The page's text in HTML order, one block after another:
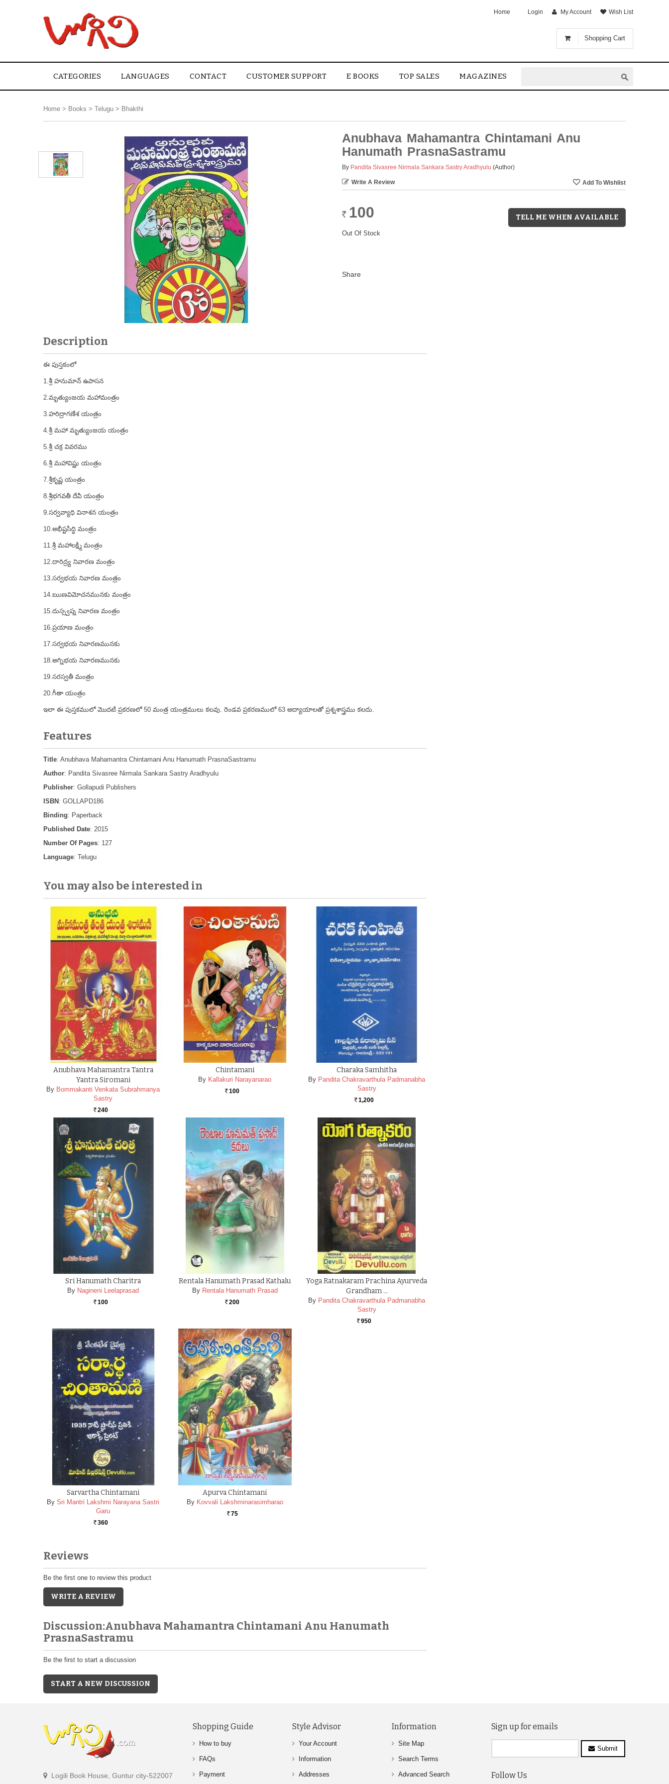
Shopping Cart
Home Login My Account Wish List
CATEGORIES LANGUAGES CONTACT CUSTOMER SUPPORT E BOOKS TOP SALES MAGAZINES
Home > Books > Telugu > Bhakthi
Anubhava Mahamantra Chintamani Anu
Hanumath PrasnaSastramu
By Pandita Sivasree Nirmala Sankara Sastry Aradhyulu (Author)
Write A Review
Rs. 100
Out Of Stock
Description
ఈ పుస్తకంలో
1.శ్రీ హనుమాన్ ఉపాసన
2.మృత్యుంజయ మహామంత్రం
3.హరిద్రాగణేశ యంత్రం
4.శ్రీ మహా మృత్యుంజయ యంత్రం
5.శ్రీ చక్ర వివరము
6.శ్రీ మహావిష్ణు యంత్రం
7.శ్రీకృష్ణ యంత్రం
8.శ్రీభగవతీ దేవీ యంత్రం
9.సర్వవ్యాధి వినాశన యంత్రం
10.అభీష్టసిద్ధి మంత్రం
11.శ్రీ మహాలక్ష్మి మంత్రం
12.దారిద్ర్య నివారణ మంత్రం
13.సర్వభయ నివారణ మంత్రం
14.ఋణవిమోచనమునకు మంత్రం
15.దుస్స్వప్న నివారణ మంత్రం
16.ప్రయాణ మంత్రం
17.సర్వభయ నివారణమునకు
18.అగ్నిభయ నివారణమునకు
19.సరస్వతీ మంత్రం
20.గీతా యంత్రం
ఇలా ఈ పుస్తకములో మొదటి ప్రకరణలో 50 మంత్ర యంత్రములు కలవు. రెండవ ప్రకరణములో 63 అద్యాయాలతో ప్రశ్నశాస్త్రము కలదు.
Features
Title: Anubhava Mahamantra Chintamani Anu Hanumath PrasnaSastramu
Author: Pandita Sivasree Nirmala Sankara Sastry Aradhyulu
Publisher: Gollapudi Publishers
ISBN : GOLLAPD186
Binding: Paperback
Published Date: 2015
Number Of Pages: 127
Language: Telugu
You may also be interested in
Anubhava Mahamantra Tantra
Yantra Siromani
By Bommakanti Venkata Subrahmanya
Sastry
Rs. 240
Chintamani
By Kallakuri Narayanarao
Rs. 100
Charaka Samhitha
By Pandita Chakravarthula Padmanabha
Sastry
Rs. 1,200
Sri Hanumath Charitra
By Nagineni Leelaprasad
Rs. 100
Rentala Hanumath Prasad Kathalu
By Rentala Hanumath Prasad
Rs. 200
Yoga Ratnakaram Prachina Ayurveda
Grandham …
By Pandita Chakravarthula Padmanabha
Sastry
Rs. 950
Sarvartha Chintamani
By Sri Mantri Lakshmi Narayana Sastri
Garu
Rs. 360
Apurva Chintamani
By Kovvali Lakshminarasimharao
Rs. 75
Reviews
Be the first one to review this product
WRITE A REVIEW
Discussion:Anubhava Mahamantra Chintamani Anu Hanumath
PrasnaSastramu
Be the first to start a discussion
START A NEW DISCUSSION
Logili Book House, Guntur city-522007
Shopping Guide
How to buy
FAQs
Payment
Style Advisor
Your Account
Information
Addresses
Information
Site Map
Search Terms
Advanced Search
Sign up for emails
Submit
Follow Us